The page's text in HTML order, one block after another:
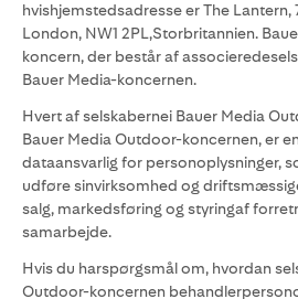
hvishjemstedsadresse er The
London, NW1 2PL,Storbritannien.
koncern, der består af
Bauer Media-koncernen.
Hvert af selskabernei Bauer Media
Bauer Media Outdoor-koncernen, er
dataansvarlig for personoplysninger,
udføre sinvirksomhed og
salg, markedsføring og styringaf
samarbejde.
Hvis du harspørgsmål om, hvordan
Outdoor-koncernen